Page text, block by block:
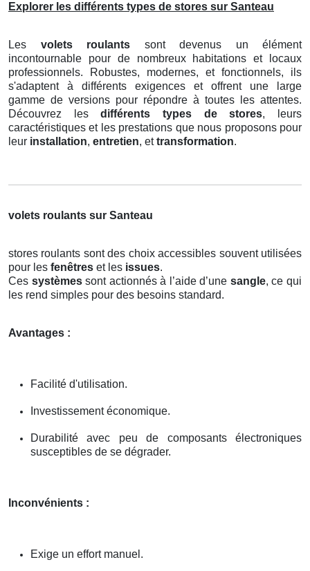
Explorer les différents types de stores sur Santeau
Les volets roulants sont devenus un élément
incontournable pour de nombreux habitations et locaux
professionnels. Robustes, modernes, et fonctionnels, ils
s'adaptent à différents exigences et offrent une large
gamme de versions pour répondre à toutes les attentes.
Découvrez lesdifférents types de stores, leurs
caractéristiques et les prestations que nous proposons pour
leur installation, entretien, ettransformation.
volets roulants sur Santeau
stores roulants sont des choix accessibles souvent utilisées
pour les fenêtres et les issues.
Ces systèmessont actionnés à l’aide d’une sangle, ce qui
les rend simples pour des besoins standard.
Avantages :
Facilité d'utilisation.
Investissement économique.
Durabilité avec peu de composants électroniques
susceptibles de se dégrader.
Inconvénients :
Exige un effort manuel.